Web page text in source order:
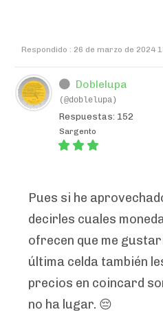
Respondido : 26 de marzo de 2024
Doblelupa
(@doblelupa)
Respuestas: 152
Sargento
Pues si he
decirles cuales
ofrecen que me
última celda también
precios en coincard
no ha lugar. 😔